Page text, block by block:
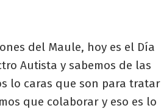
del Maule, hoy es el Día
Autista y sabemos de las
lo caras que son para tratar
que colaborar y eso es lo